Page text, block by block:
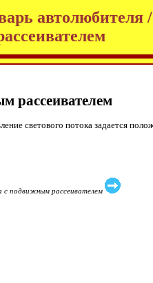
автолюбителя /
рассеивателем
светового потока задается
подвижным рассеивателем